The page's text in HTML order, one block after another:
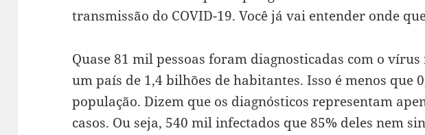
transmissão do COVID-19. Você já vai entender onde
Quase 81 mil pessoas foram diagnosticadas com o vírus
um país de 1,4 bilhões de habitantes. Isso é menos que
população. Dizem que os diagnósticos representam
casos. Ou seja, 540 mil infectados que 85% deles nem